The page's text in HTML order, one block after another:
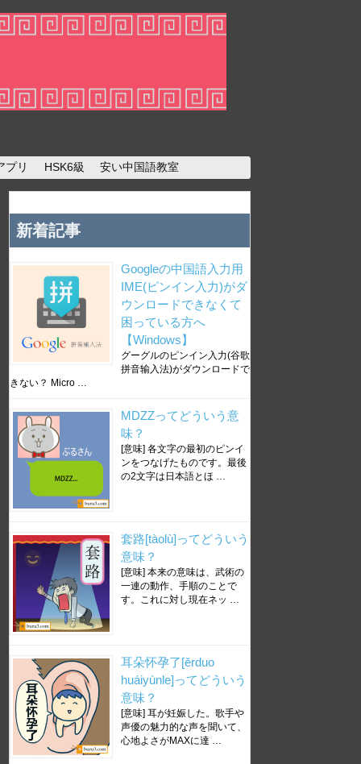
プリ HSK6級 安い中国語教室
新着記事
Googleの中国語入力用
IME(ピンイン入力)がダ
ウンロードできなくて
困っている方へ
【Windows】
グーグルのピンイン入力(谷歌
拼音输入法)がダウンロードで
きない？ Micro …
MDZZってどういう意
味？
[意味] 各文字の最初のピンイ
ンをつなげたものです。最後
の2文字は日本語とほ …
套路[tàolù]ってどういう
意味？
[意味] 本来の意味は、武術の
一連の動作、手順のことで
す。これに対し現在ネッ …
耳朵怀孕了[ěrduo
huáiyùnle]ってどういう
意味？
[意味] 耳が妊娠した。歌手や
声優の魅力的な声を聞いて、
心地よさがMAXに達 …